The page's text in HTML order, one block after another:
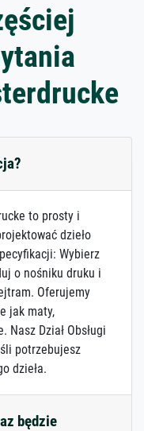
to prosty i
dzieło
Wybierz
o nośniku druku i
Oferujemy
jak maty,
Dział Obsługi
potrzebujesz
dzieła.
będzie